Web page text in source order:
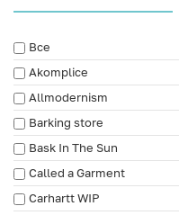
Все
Akomplice
Allmodernism
Barking store
Bask In The Sun
Called a Garment
Carhartt WIP